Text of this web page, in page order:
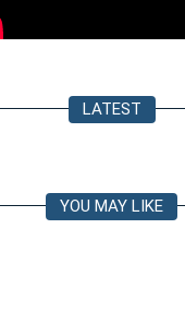
LATEST
YOU MAY LIKE